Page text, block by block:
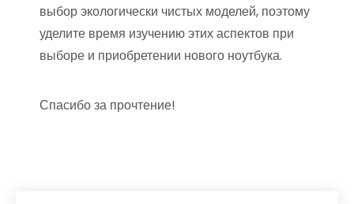
выбор экологически чистых моделей, поэтому
уделите время изучению этих аспектов при
выборе и приобретении нового ноутбука.
Спасибо за прочтение!